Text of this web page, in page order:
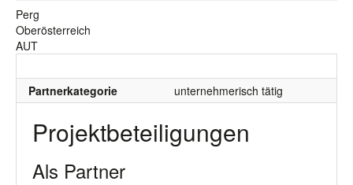
Perg
Oberösterreich
AUT
Partnerkategorie unternehmerisch tätig
Projektbeteiligungen
Als Partner